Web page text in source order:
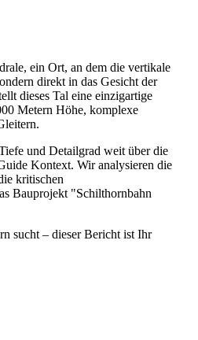
ein Ort, an dem die vertikale
direkt in das Gesicht der
dieses Tal eine einzigartige
Metern Höhe, komplexe
und Detailgrad weit über die
Kontext. Wir analysieren die
kritischen
Bauprojekt "Schilthornbahn
sucht – dieser Bericht ist Ihr